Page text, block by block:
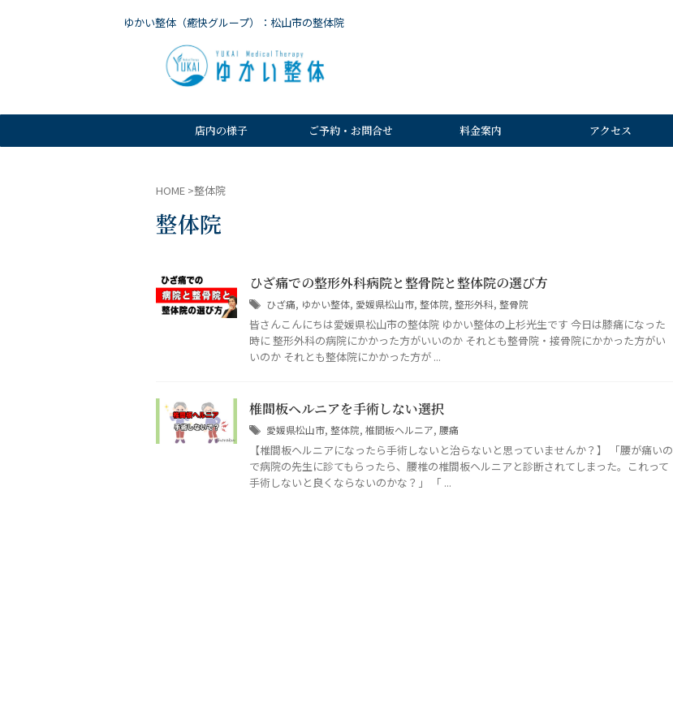
ゆかい整体（癒快グループ）：松山市の整体院
店内の様子 ご予約・お問合せ 料金案内 アクセス
HOME >整体院
整体院
ひざ痛での整形外科病院と整骨院と整体院の選び方
ひざ痛, ゆかい整体, 愛媛県松山市, 整体院, 整形外科, 整骨院
皆さんこんにちは愛媛県松山市の整体院 ゆかい整体の上杉光生です 今日は膝痛になった
時に 整形外科の病院にかかった方がいいのか それとも整骨院・接骨院にかかった方がい
いのか それとも整体院にかかった方が ...
椎間板ヘルニアを手術しない選択
愛媛県松山市, 整体院, 椎間板ヘルニア, 腰痛
【椎間板ヘルニアになったら手術しないと治らないと思っていませんか？】 「腰が痛いの
で病院の先生に診てもらったら、腰椎の椎間板ヘルニアと診断されてしまった。これって
手術しないと良くならないのかな？」 「 ...